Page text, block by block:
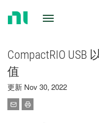
CompactRIO USB
值
更新 Nov 30, 2022